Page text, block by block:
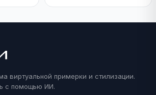
виртуальной примерки и стилизации.
с помощью ИИ.